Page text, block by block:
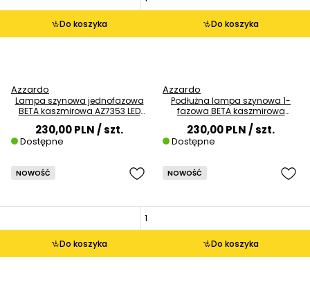
Do koszyka
Azzardo
Lampa szynowa jednofazowa
BETA kaszmirowa AZ7353 LED
18W 3000K belka
230,00 PLN/ szt.
Dostępne
Do koszyka
Azzardo
Podłużna lampa szynowa 1-
fazowa BETA kaszmirowa
AZ7374 18W LED 4000K belka
230,00 PLN/ szt.
Dostępne
Do koszyka
NOWOŚĆ
Do koszyka
NOWOŚĆ